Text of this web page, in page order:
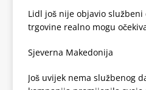
Lidl još nije objavio
trgovine realno mogu
Sjeverna Makedonija
Još uvijek nema službenog